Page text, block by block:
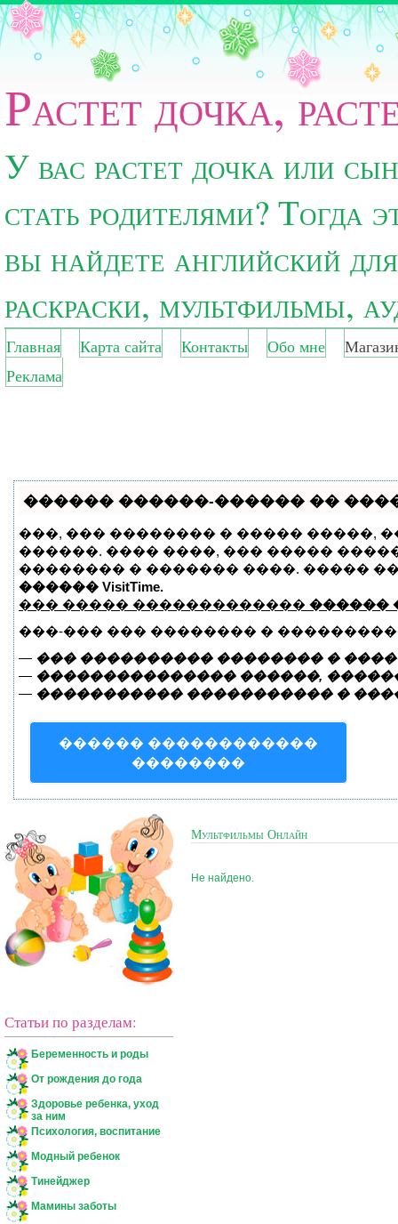
Растет дочка,
У вас растет дочка или
стать родителями? Тогда
вы найдете английский
раскраски, мультфильмы,
Главная Карта сайта Контакты Обо мне
Реклама
������ ������-������ ��
���, ��� �������� � ����� �����,
������. ���� ����, ��� �����
�������� � ������� ����. �����
������ VisitTime.
��� ����� ������������� ������
���-��� ��� �������� �
— ��� ���������� �������� �
— ��������������� ������,
— ����������� ����������� �
������ ������������
��������
Статьи по разделам:
Беременность и роды
От рождения до года
Здоровье ребенка, уход
за ним
Психология, воспитание
Модный ребенок
Тинейджер
Мамины заботы
Мультфильмы Онлайн
Не найдено.